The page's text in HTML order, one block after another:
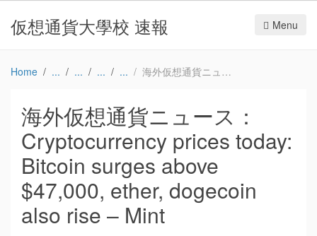
仮想通貨大學校 速報 Menu
Home 海外仮想通貨ニュース：Cryptocurrency prices today: Bitcoin surges above $47,000, ether, dogecoin also rise – Mint
海外仮想通貨ニュース：
Cryptocurrency prices today:
Bitcoin surges above
$47,000, ether, dogecoin
also rise – Mint